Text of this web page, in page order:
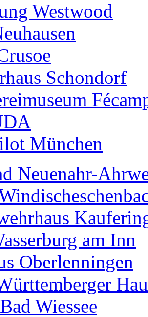
Westwood
Schondorf
München
Neuenahr-
am Inn
Oberlenningen
Wiessee